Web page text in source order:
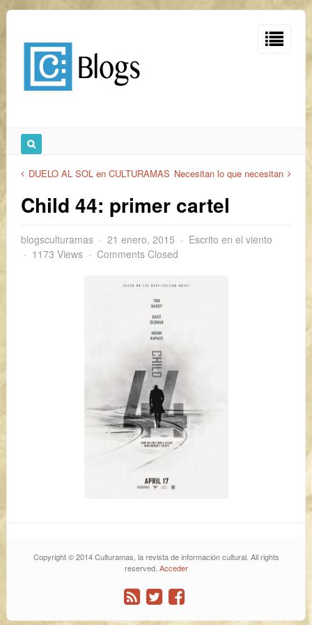
DUELO AL SOL en CULTURAMAS Necesitan lo que necesitan
Child 44: primer cartel
blogsculturamas 21 enero, 2015
Escrito en el viento
1173 Views
Comments Closed
Copyright © 2014 Culturamas, la revista de información cultural. All rights
reserved. Acceder